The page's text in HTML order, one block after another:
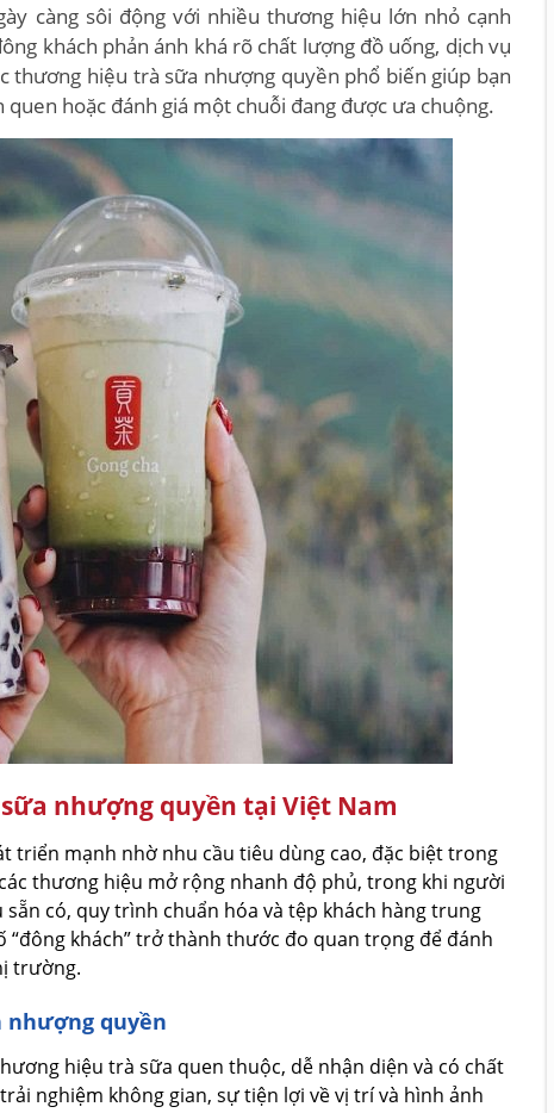
càng sôi động với nhiều thương hiệu lớn nhỏ cạnh
khách phản ánh khá rõ chất lượng đồ uống, dịch vụ
thương hiệu trà sữa nhượng quyền phổ biến giúp bạn
hoặc đánh giá một chuỗi đang được ưa chuộng.
nhượng quyền tại Việt Nam
triển mạnh nhờ nhu cầu tiêu dùng cao, đặc biệt trong
thương hiệu mở rộng nhanh độ phủ, trong khi người
có, quy trình chuẩn hóa và tệp khách hàng trung
khách” trở thành thước đo quan trọng để đánh
trường.
nhượng quyền
hiệu trà sữa quen thuộc, dễ nhận diện và có chất
nghiệm không gian, sự tiện lợi về vị trí và hình ảnh